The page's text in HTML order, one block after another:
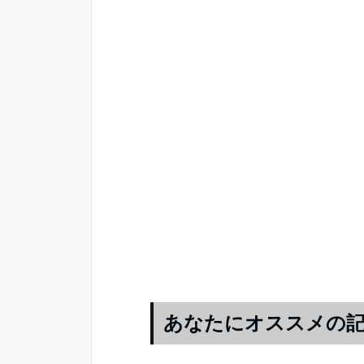
あなたにオススメの